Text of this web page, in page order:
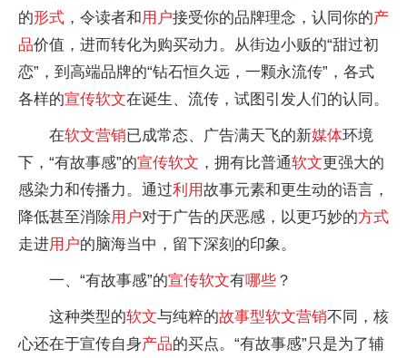
的形式 ，令读者和用户接受你的品牌理念，认同你的产
品价值，进而转化为购买动力。从街边小贩的“甜过初
恋”，到高端品牌的“钻石恒久远，一颗永流传”，各式
各样的宣传软文在诞生、流传，试图引发人们的认同。
在软文营销已成常态、广告满天飞的新媒体环境
下，“有故事感”的宣传软文 ，拥有比普通软文更强大的
感染力和传播力。通过利用故事元素和更生动的语言，
降低甚至消除用户对于广告的厌恶感，以更巧妙的方式
走进用户的脑海当中，留下深刻的印象。
一、“有故事感”的宣传软文有哪些 ？
这种类型的软文与纯粹的故事型软文营销不同，核
心还在于宣传自身产品的买点。“有故事感”只是为了辅